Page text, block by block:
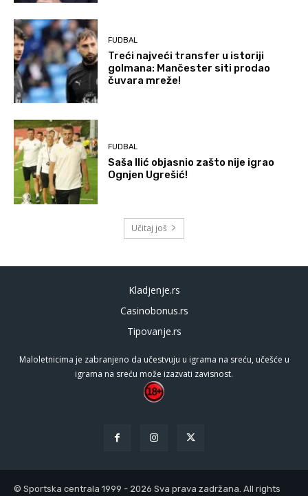
FUDBAL
Treći najveći transfer u istoriji
golmana: Mančester siti prodao
čuvara mreže!
FUDBAL
Saša Ilić objasnio zašto nije igrao
Ognjen Ugrešić!
Učitaj još
Kladjenje.rs
Casinobonus.rs
Tipovanje.rs
Maloletnicima je zabranjeno da učestvuju u igrama na sreću, učešće u
igrama na sreću može izazvati zavisnost.
© Sportska centrala 1999 - 2026 Sva prava zadržana. All rights